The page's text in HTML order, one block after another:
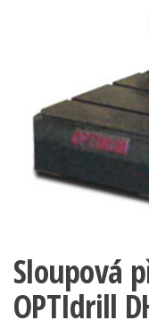
Sloupová
OPTIdrill